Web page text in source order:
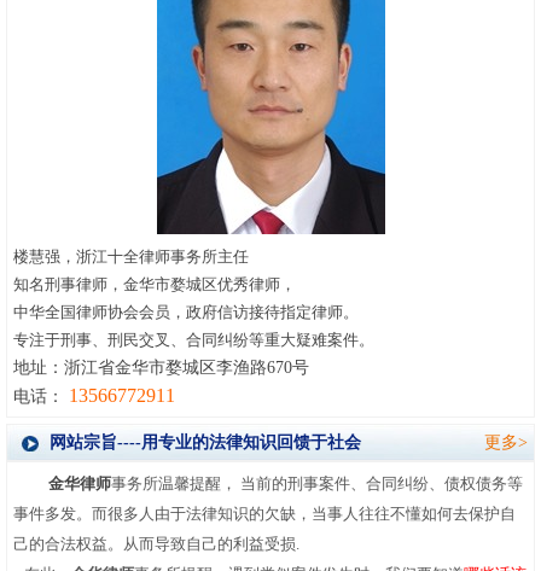
楼慧强，浙江十全律师事务所主任
知名刑事律师，金华市婺城区优秀律师，
中华全国律师协会会员，政府信访接待指定律师。
专注于刑事、刑民交叉、合同纠纷等重大疑难案件。
地址：浙江省金华市婺城区李渔路670号
电话：
13566772911
更多>
网站宗旨----用专业的法律知识回馈于社会
金华律师事务所温馨提醒， 当前的刑事案件、合同纠纷、债权债务等
事件多发。而很多人由于法律知识的欠缺，当事人往往不懂如何去保护自
己的合法权益。从而导致自己的利益受损.